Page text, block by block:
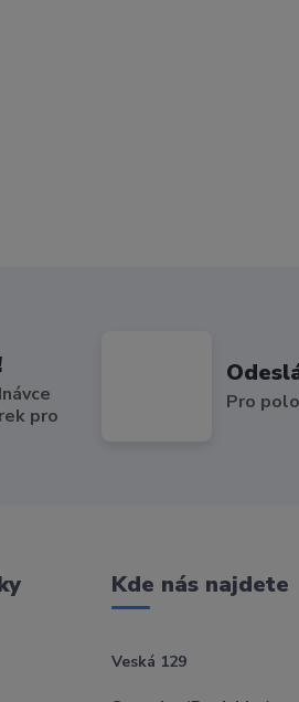
pro
Pro
Kde nás najdete
Veská 129